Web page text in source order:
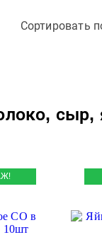
Сортировать
сыр,